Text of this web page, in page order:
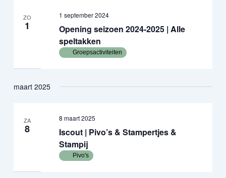
ZO
1
Opening seizoen 2024-2025 | Alle
speltakken
1 september 2024
Groepsactiviteiten
maart 2025
ZA
8
Iscout | Pivo’s & Stampertjes &
Stampij
8 maart 2025
Pivo's